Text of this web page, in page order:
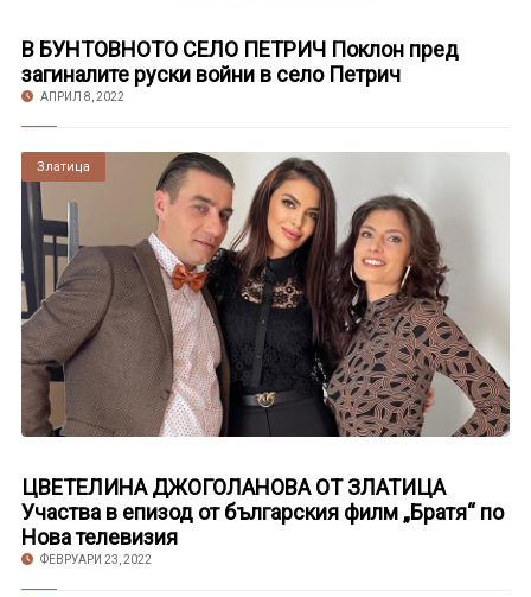
В БУНТОВНОТО СЕЛО ПЕТРИЧ Поклон пред
загиналите руски войни в село Петрич
АПРИЛ 8, 2022
Златица
ЦВЕТЕЛИНА ДЖОГОЛАНОВА ОТ ЗЛАТИЦА
Участва в епизод от българския филм „Братя“ по
Нова телевизия
ФЕВРУАРИ 23, 2022